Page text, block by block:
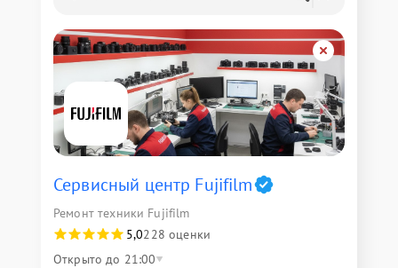
Сервисный центр Fujifilm
Ремонт техники Fujifilm
5,0228 оценки
Открыто до 21:00